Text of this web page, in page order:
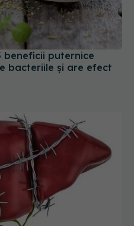
puternice
bacteriile și are efect